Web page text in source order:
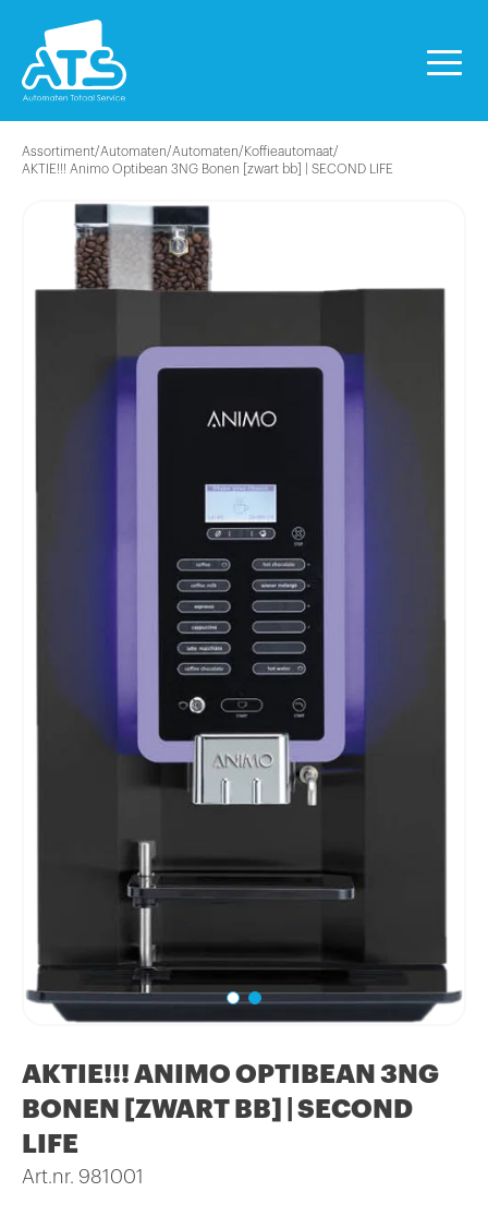
Assortiment/Automaten/Automaten/ Koffieautomaat/
AKTIE!!! Animo Optibean 3NG Bonen [zwart bb] | SECOND LIFE
AKTIE!!! ANIMO OPTIBEAN 3NG
BONEN [ZWART BB] | SECOND
LIFE
Art.nr. 981001